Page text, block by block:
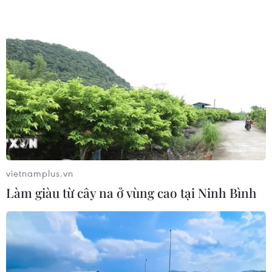
Mèn mén - hương vị của sức sống
bền bỉ trên Cao nguyên đá Đồng Văn
30/07/2026 07:18
Bún quậy Phú Quốc: Khi hương vị
biển cả được "quậy" theo cách của
riêng bạn
29/07/2026 06:54
Đầu bếp Việt lan tỏa giá trị ẩm thực
trên đấu trường quốc tế với 37 huy
chương
vietnamplus.vn
Làm giàu từ cây na ở vùng cao tại Ninh Bình